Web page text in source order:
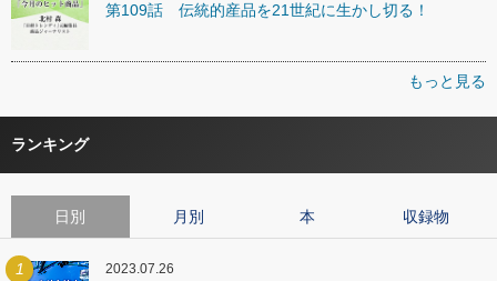
第109話 伝統的産品を21世紀に生かし切る！
もっと見る
ランキング
日別 月別 本 収録物
1 2023.07.26